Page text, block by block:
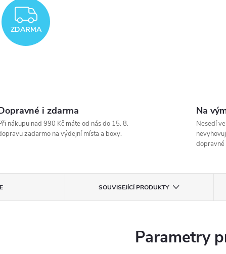
ZDARMA
ZDARMA
i zdarma
nákupu nad 990 Kč máte od nás do 15. 8.
zadarmo na výdejní místa a boxy.
Na
Nesedí
dopravné
SOUVISEJÍCÍ PRODUKTY
Parametry